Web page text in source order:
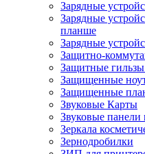
Зарядные
Зарядные
планше
Зарядные
Защитно-
Защитные
Защищенные
Защищенные
Звуковые Карты
Звуковые панели
Зеркала
Зернодробилки